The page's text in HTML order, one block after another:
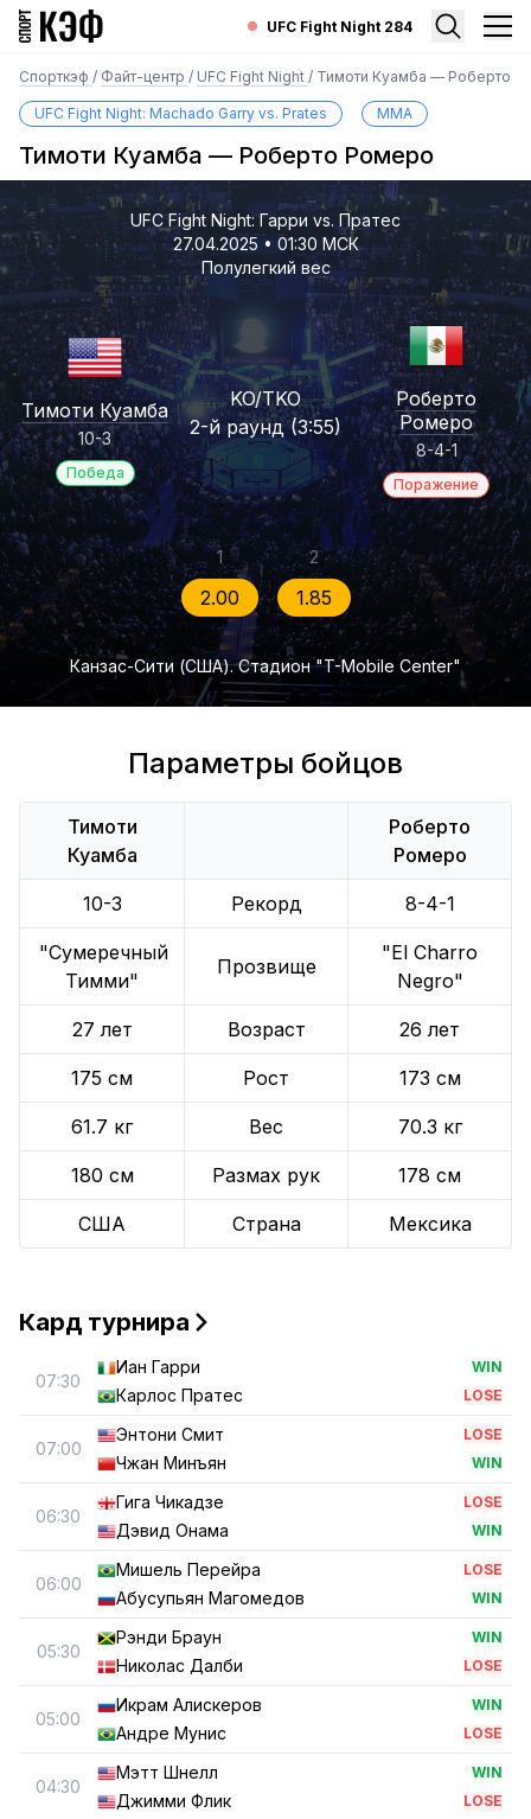
UFC Fight Night 284
Спорткэф / Файт-центр / UFC Fight Night / Тимоти Куамба — Роберто
UFC Fight Night: Machado Garry vs. Prates MMA
Тимоти Куамба — Роберто Ромеро
UFC Fight Night: Гарри vs. Пратес
27.04.2025 • 01:30 МСК
Полулегкий вес
Тимоти Куамба
10-3
Победа
KO/TKO
2-й раунд (3:55)
Роберто
Ромеро
8-4-1
Поражение
1
2.00
2
1.85
Канзас-Сити (США). Стадион "T-Mobile Center"
Параметры бойцов
Тимоти
Куамба
Роберто
Ромеро
10-3 Рекорд 8-4-1
"Сумеречный
Тимми"
Прозвище
"El Charro
Negro"
27 лет Возраст 26 лет
175 см Рост 173 см
61.7 кг Вес 70.3 кг
180 см Размах рук 178 см
США Страна Мексика
Кард турнира
07:30
Иан Гарри WIN
Карлос Пратес LOSE
07:00
Энтони Смит LOSE
Чжан Минъян WIN
06:30
Гига Чикадзе LOSE
Дэвид Онама WIN
06:00
Мишель Перейра LOSE
Абусупьян Магомедов WIN
05:30
Рэнди Браун WIN
Николас Далби LOSE
05:00
Икрам Алискеров WIN
Андре Мунис LOSE
04:30
Мэтт Шнелл WIN
Джимми Флик LOSE